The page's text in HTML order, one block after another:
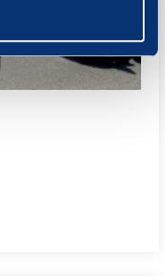
il nostro sito con i
dei dati web,
combinarle
loro o che hanno